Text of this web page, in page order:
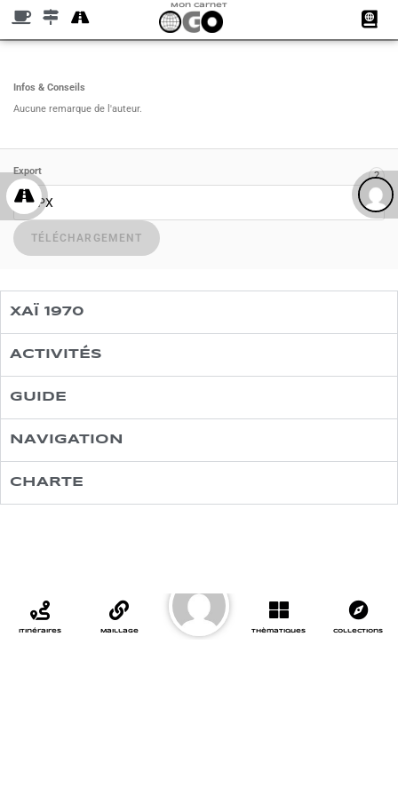
Mon Carnet
Infos & Conseils
Aucune remarque de l'auteur.
?
Export
XAÏ 1970
ACTIVITÉS
GUIDE
NAVIGATION
CHARTE
Itinéraires Maillage Thèmatiques Collections